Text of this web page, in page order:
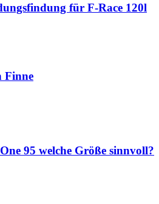
für F-Race 120l
Finne
95 welche Größe sinnvoll?